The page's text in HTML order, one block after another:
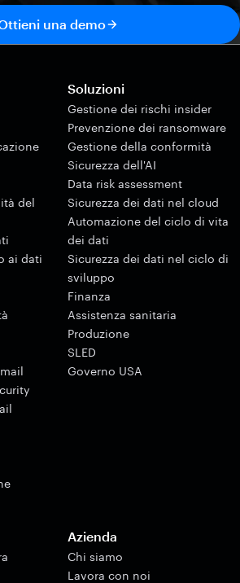
una demo
del
ai dati
Soluzioni
Gestione dei rischi insider
Prevenzione dei ransomware
Gestione della conformità
Sicurezza dell'AI
Data risk assessment
Sicurezza dei dati nel cloud
Automazione del ciclo di vita
dei dati
Sicurezza dei dati nel ciclo di
sviluppo
Finanza
Assistenza sanitaria
Produzione
SLED
Governo USA
Azienda
Chi siamo
Lavora con noi